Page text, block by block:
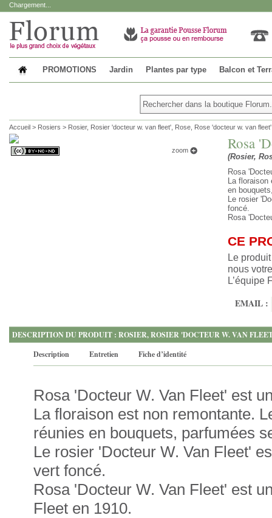
Chargement...
PROMOTIONS Jardin Plantes par type Balcon et
Accueil > Rosiers > Rosier, Rosier 'docteur w. van fleet', Rose, Rose 'docteur w. van fleet'
zoom Rosa
(Rosier,
Rosa
La floraison
en
Le rosier
foncé.
Rosa
CE
Le
nous
L’équipe
EMAIL :
DESCRIPTION DU PRODUIT : ROSIER, ROSIER 'DOCTEUR W. VAN
Description
Entretien Fiche d’identité
Rosa 'Docteur W. Van Fleet' est
La floraison est non remontante.
réunies en bouquets, parfumées
Le rosier 'Docteur W. Van Fleet'
vert foncé.
Rosa 'Docteur W. Van Fleet' est
Fleet en 1910.